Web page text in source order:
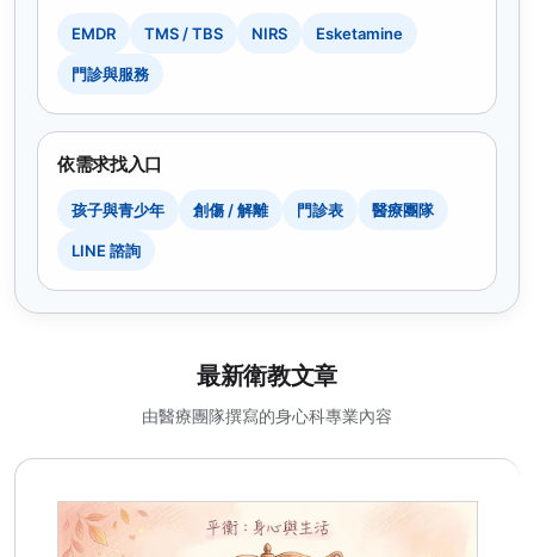
EMDR TMS / TBS NIRS Esketamine
門診與服務
依需求找入口
孩子與青少年 創傷 / 解離 門診表 醫療團隊
LINE 諮詢
最新衛教文章
由醫療團隊撰寫的身心科專業內容